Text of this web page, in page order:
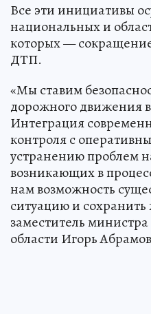
Все эти инициативы
национальных и
которых —
ДТП.
«Мы ставим
дорожного движения
Интеграция
контроля с
устранению проблем
возникающих в
нам возможность
ситуацию и
заместитель
области Игорь